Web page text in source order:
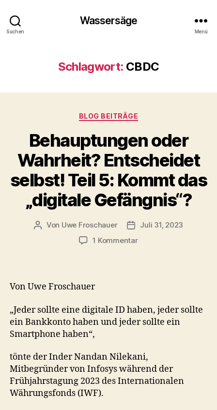
Suchen
Wassersäge
Menü
Schlagwort: CBDC
Kategorien
BLOG BEITRÄGE
Behauptungen oder
Wahrheit? Entscheidet
selbst! Teil 5: Kommt das
„digitale Gefängnis“?
Beitragsautor
Von Uwe Froschauer Beitragsdatum
Juli 31, 2023
1 Kommentarzu
5:
Kommt
Gefängnis“?
Von Uwe Froschauer
„Jeder sollte eine digitale ID haben, jeder sollte
ein Bankkonto haben und jeder sollte ein
Smartphone haben“,
tönte der Inder Nandan Nilekani,
Mitbegründer von Infosys während der
Frühjahrstagung 2023 des Internationalen
Währungsfonds (IWF).